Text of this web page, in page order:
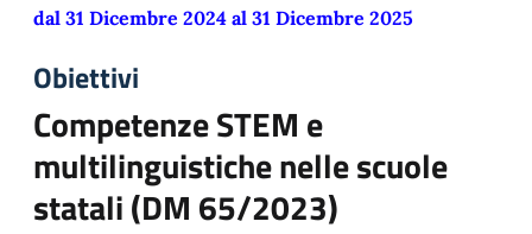
dal 31 Dicembre 2024 al 31 Dicembre 2025
Obiettivi
Competenze STEM e
multilinguistiche nelle scuole
statali (DM 65/2023)